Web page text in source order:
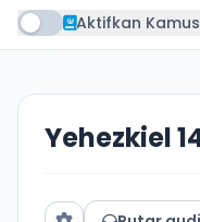
Aktifkan
Yehezkiel